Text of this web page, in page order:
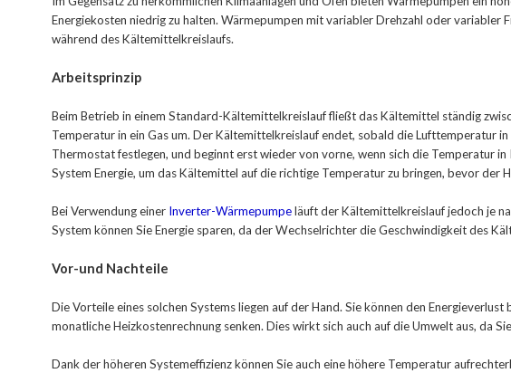
Energiekosten niedrig zu halten. Wärmepumpen mit variabler Drehzahl oder variabler
während des Kältemittelkreislaufs.
Arbeitsprinzip
Beim Betrieb in einem Standard-Kältemittelkreislauf fließt das Kältemittel ständig
Temperatur in ein Gas um. Der Kältemittelkreislauf endet, sobald die Lufttemperatur
Thermostat festlegen, und beginnt erst wieder von vorne, wenn sich die Temperatur
System Energie, um das Kältemittel auf die richtige Temperatur zu bringen, bevor der
Bei Verwendung einer Inverter-Wärmepumpeläuft der Kältemittelkreislauf jedoch je
System können Sie Energie sparen, da der Wechselrichter die Geschwindigkeit des
Vor-und Nachteile
Die Vorteile eines solchen Systems liegen auf der Hand. Sie können den
monatliche Heizkostenrechnung senken. Dies wirkt sich auch auf die Umwelt aus, da
Dank der höheren Systemeffizienz können Sie auch eine höhere Temperatur